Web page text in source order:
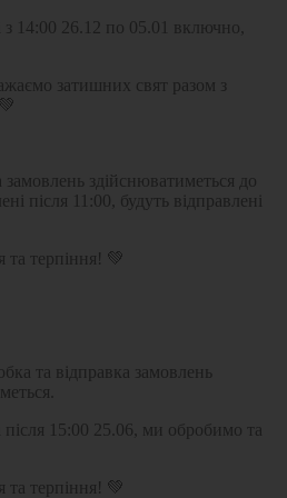
з 14:00 26.12 по 05.01 включно,
затишних свят разом з
замовлень здійснюватиметься до
після 11:00, будуть відправлені
та терпіння! 💚
та відправка замовлень
після 15:00 25.06, ми обробимо та
та терпіння! 💚